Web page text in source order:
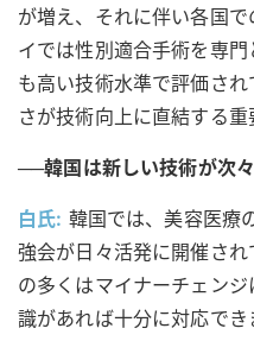
が増え、それに伴い各国
イでは性別適合手術を専
も高い技術水準で評価さ
さが技術向上に直結する重
──韓国は新しい技術が次々
白氏: 韓国では、美容医療
強会が日々活発に開催さ
の多くはマイナーチェン
識があれば十分に対応でき